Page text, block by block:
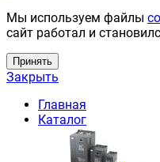
Мы используем файлы
сайт работал и
Принять
Закрыть
Главная
Каталог